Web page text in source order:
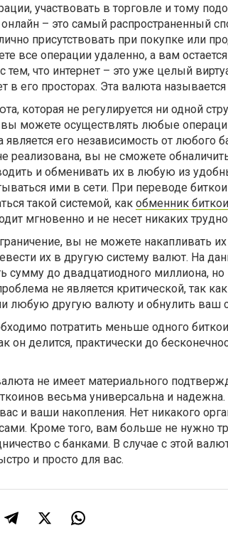
участвовать в торговле и тому
– это самый распространенный
присутствовать при покупке или
все операции удаленно, а вам
тем, что интернет – это уже целый
в его просторах. Эта валюта
которая не регулируется ни одной
вы можете осуществлять любые
его независимость от любого
реализована, вы не сможете
и обменивать их в любую из
ими в сети. При переводе
такой системой, как обменник
мгновенно и не несет никаких
вы не можете накапливать
их в другую систему валют. На
сумму до двадцатиодного миллиона,
не является критической, так
любую другую валюту и обнулить ваш
потратить меньше одного
он делится, практически до
не имеет материального
весьма универсальна и
и ваши накопления. Нет никакого
Кроме того, вам больше не нужно
с банками. В случае с этой
и просто для вас.